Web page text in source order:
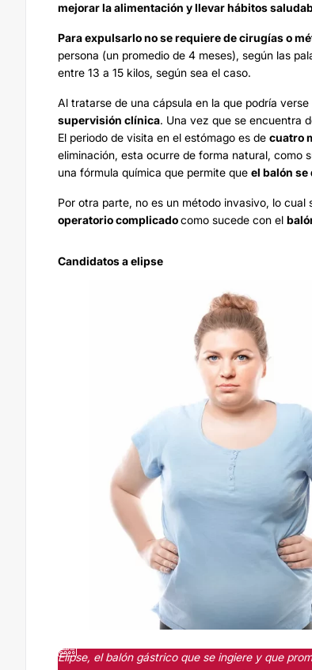
mejorar la alimentación y llevar hábitos
Para expulsarlo no se requiere de cirugías o
persona (un promedio de 4 meses), según las
entre 13 a 15 kilos, según sea el caso.
Al tratarse de una cápsula en la que podría
supervisión clínica. Una vez que se encuentra
El periodo de visita en el estómago es de cuatro
eliminación, esta ocurre de forma natural, como
una fórmula química que permite que el balón
Por otra parte, no es un método invasivo, lo cual
operatorio complicadocomo sucede con el
Candidatos a elipse
Elipse, el balón gástrico que se ingiere y que